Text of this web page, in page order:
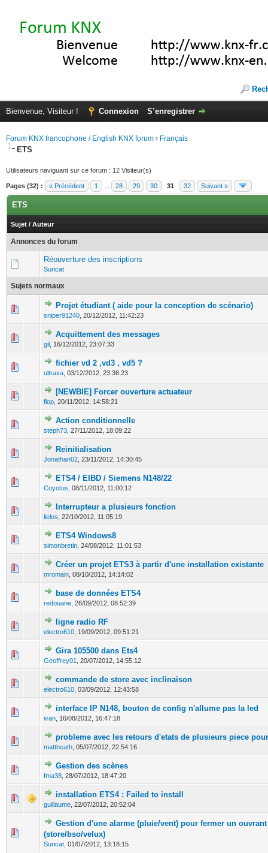
Bienvenue, Visiteur ! Connexion S’enregistrer
Forum KNX francophone / English KNX forum › Français
ETS
Utilisateurs naviguant sur ce forum : 12 Visiteur(s)
Pages (32) : « Précédent 1 28 29 30 31 32 Suivant »
ETS
Sujet / Auteur
Annonces du forum
Réouverture des inscriptions
Suricat
Sujets normaux
Projet étudiant ( aide pour la conception de scénario)
sniper91240 20/12/2012, 11:42:23
0 Votes - 0 sur 5 en moyenne
12345
Acquittement des messages
gil 16/12/2012, 23:07:33
0 Votes - 0 sur 5 en moyenne
12345
fichier vd 2 ,vd3 , vd5 ?
ultraxa 03/12/2012, 23:36:23
0 Votes - 0 sur 5 en moyenne
123 4
[NEWBIE] Forcer ouverture actuateur
flop 20/11/2012, 14:58:21
0 Votes - 0 sur 5 en moyenne
1234 5
Action conditionnelle
steph73 27/11/2012, 18:09:22
0 Votes - 0 sur 5 en moyenne
123
Reinitialisation
Jonathan02 23/11/2012, 14:30:45
0 Votes - 0 sur 5 en moyenne
ETS4 / EIBD / Siemens N148/22
Coyotus 08/11/2012, 11:00:12
0 Votes - 0 sur 5 en moyenne
1234 5
Interrupteur a plusieurs fonction
lielos 22/10/2012, 11:05:19
0 Votes - 0 sur 5 en moyenne
12345
ETS4 Windows8
simonbretin 24/08/2012, 11:01:53
0 Votes - 0 sur 5 en moyenne
Créer un projet ETS3 à partir d'une installation existante
mromain 08/10/2012, 14:14:02
0 Votes - 0 sur 5 en moyenne
1234 5
base de données ETS4
redouane 26/09/2012, 08:52:39
0 Votes - 0 sur 5 en moyenne
1 234
ligne radio RF
electro610 19/09/2012, 09:51:21
0 Votes - 0 sur 5 en moyenne
Gira 105500 dans Ets4
Geoffrey01 20/07/2012, 14:55:12
0 Votes - 0 sur 5 en moyenne
1234
commande de store avec inclinaison
electro610 03/09/2012, 12:43:58
0 Votes - 0 sur 5 en moyenne
12345
interface IP N148, bouton de config n'allume pas la led
ivan 16/08/2012, 16:47:18
0 Votes - 0 sur 5 en moyenne
12345
probleme avec les retours d'etats de plusieurs piece
matthcath 05/07/2012, 22:54:16
0 Votes - 0 sur 5 en moyenne
12345
Gestion des scènes
fma38 28/07/2012, 18:47:20
0 Votes - 0 sur 5 en moyenne
12
installation ETS4 : Failed to install
guillaume 22/07/2012, 20:52:04
0 Votes - 0 sur 5 en moyenne
12345
Gestion d'une alarme (pluie/vent) pour fermer un ouvrant
(store/bso/velux)
Suricat 01/07/2012, 13:18:15
0 Votes - 0 sur 5 en moyenne